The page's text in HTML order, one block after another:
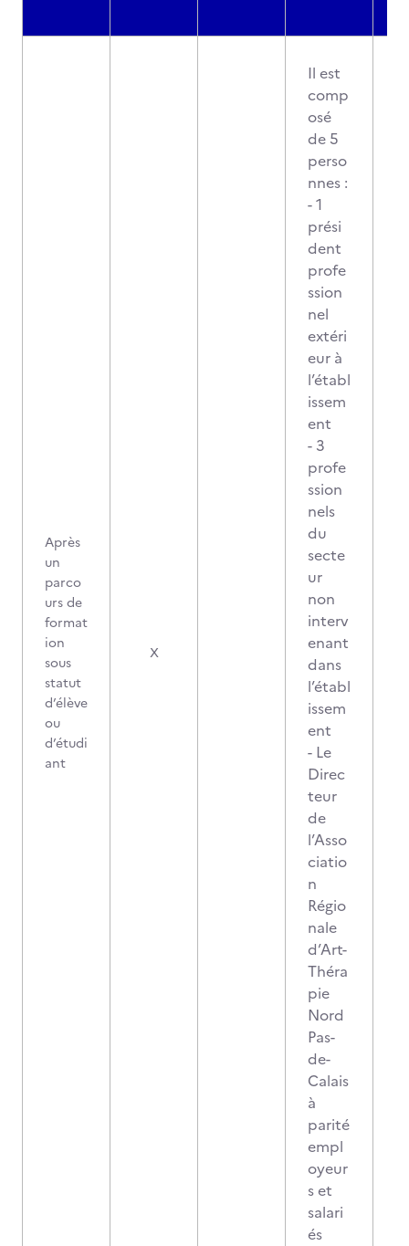
Après
un
parco
urs de
format
ion
sous
statut
d’élève
ou
d’étudi
ant
X
Il est
comp
osé
de 5
perso
nnes :
- 1
prési
dent
profe
ssion
nel
extéri
eur à
l’établ
issem
ent
- 3
profe
ssion
nels
du
secte
ur
non
interv
enant
dans
l’établ
issem
ent
- Le
Direc
teur
de
l’Asso
ciatio
n
Régio
nale
d’Art-
Théra
pie
Nord
Pas-
de-
Calais
à
parité
empl
oyeur
s et
salari
és